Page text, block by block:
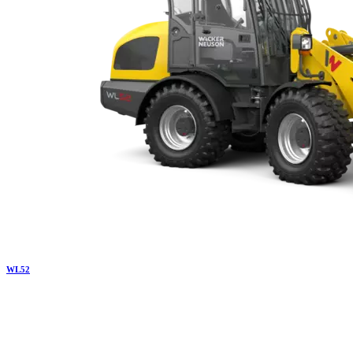
WL52